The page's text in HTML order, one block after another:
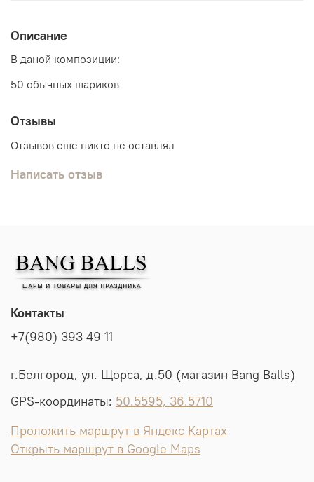
Описание
В даной композиции:
50 обычных шариков
Отзывы
Отзывов еще никто не оставлял
Написать отзыв
Контакты
+7(980) 393 49 11
г.Белгород, ул. Щорса, д.50 (магазин Bang Balls)
GPS-координаты: 50.5595, 36.5710
Проложить маршрут в Яндекс Картах
Открыть маршрут в Google Maps